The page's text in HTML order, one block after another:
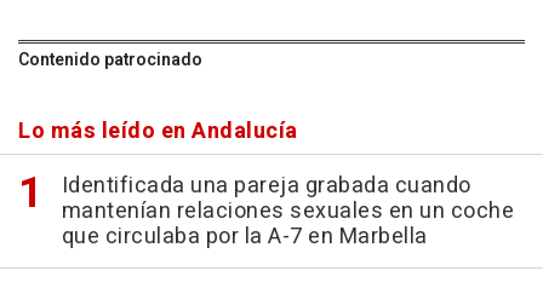
Contenido patrocinado
Lo más leído en Andalucía
Identificada una pareja grabada cuando
mantenían relaciones sexuales en un coche
que circulaba por la A-7 en Marbella